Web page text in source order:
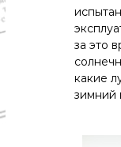
за это
какие
зимний